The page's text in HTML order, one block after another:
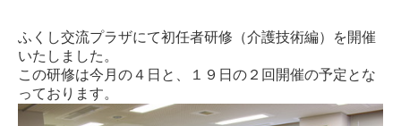
ふくし交流プラザにて初任者研修（介護技術編）を開催
いたしました。
この研修は今月の４日と、１９日の２回開催の予定とな
っております。